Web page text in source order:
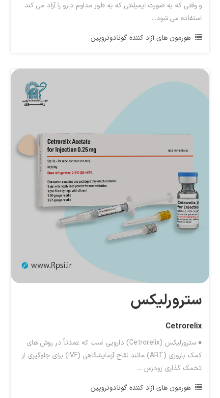
و وقتی که به صورت ایمپلنتی که به طور مداوم دارو را آزاد می کند
استفاده می شود...
هورمون های آزاد کننده گونادوتروپین
سترورلیکس
Cetrorelix
● سترورلیکس (Cetrorelix) دارویی است که عمدتاً در روش های
کمک باروری (ART) مانند لقاح آزمایشگاهی (IVF) برای جلوگیری از
تخمک گذاری زودرس ...
هورمون های آزاد کننده گونادوتروپین